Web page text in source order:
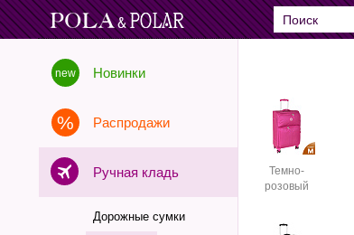
Новинки
Распродажи
Ручная кладь
Дорожные сумки
Темно-
розовый